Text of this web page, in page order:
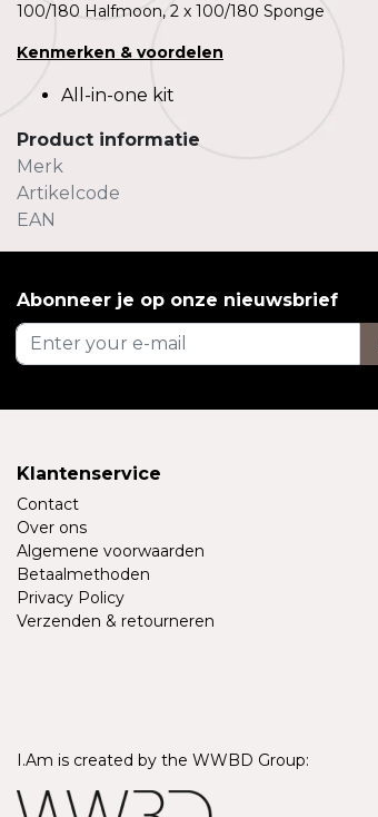
100/180 Halfmoon, 2 x 100/180 Sponge
Kenmerken & voordelen
All-in-one kit
Product informatie
Merk
Artikelcode
EAN
Abonneer je op onze nieuwsbrief
Klantenservice
Contact
Over ons
Algemene voorwaarden
Betaalmethoden
Privacy Policy
Verzenden & retourneren
I.Am is created by the WWBD Group: